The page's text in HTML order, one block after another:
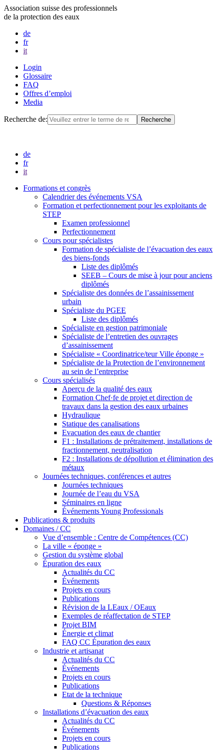
Association suisse des professionnels
de la protection des eaux
de
fr
it
Login
Glossaire
FAQ
Offres d’emploi
Media
Recherche de:
de
fr
it
Formations et congrès
Calendrier des événements VSA
Formation et perfectionnement pour les exploitants de
STEP
Examen professionnel
Perfectionnement
Cours pour spécialistes
Formation de spécialiste de l’évacuation des eaux
des biens-fonds
Liste des diplômés
SEEB – Cours de mise à jour pour anciens
diplômés
Spécialiste des données de l’assainissement
urbain
Spécialiste du PGEE
Liste des diplômés
Spécialiste en gestion patrimoniale
Spécialiste de l’entretien des ouvrages
d’assainissement
Spécialiste « Coordinatrice/teur Ville éponge »
Spécialiste de la Protection de l’environnement
au sein de l’entreprise
Cours spécialisés
Aperçu de la qualité des eaux
Formation Chef·fe de projet et direction de
travaux dans la gestion des eaux urbaines
Hydraulique
Statique des canalisations
Evacuation des eaux de chantier
F1 : Installations de prétraitement, installations de
fractionnement, neutralisation
F2 : Installations de dépollution et élimination des
métaux
Journées techniques, conférences et autres
Journées techniques
Journée de l’eau du VSA
Séminaires en ligne
Événements Young Professionals
Publications & produits
Domaines / CC
Vue d’ensemble : Centre de Compétences (CC)
La ville « éponge »
Gestion du système global
Épuration des eaux
Actualités du CC
Événements
Projets en cours
Publications
Révision de la LEaux / OEaux
Exemples de réaffectation de STEP
Projet BIM
Énergie et climat
FAQ CC Épuration des eaux
Industrie et artisanat
Actualités du CC
Événements
Projets en cours
Publications
Etat de la technique
Questions & Réponses
Installations d’évacuation des eaux
Actualités du CC
Événements
Projets en cours
Publications